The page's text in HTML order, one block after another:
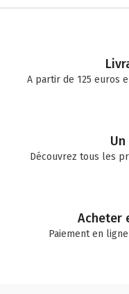
A partir de 125 euros
Découvrez tous les
Acheter
Paiement en